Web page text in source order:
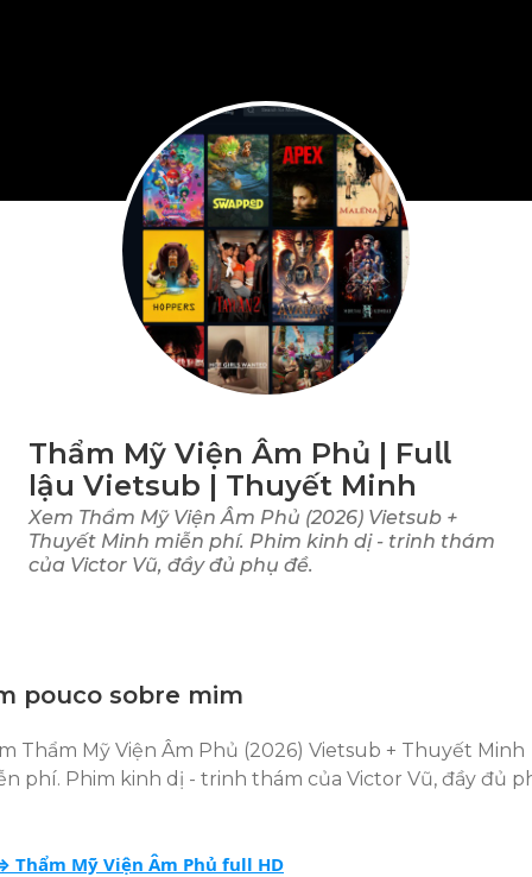
Thẩm Mỹ Viện Âm Phủ | Fu𝗅𝗅
lậu Vietsub | Thuyết Minh
Xem Thẩm Mỹ Viện Âm Phủ (2026) Vietsub +
Thuyết Minh miễn phí. Phim kinh dị - trinh thám
của Victor Vũ, đầy đủ phụ đề.
pouco sobre mim
Thẩm Mỹ Viện Âm Phủ (2026) Vietsub + Thuyết Minh
phí. Phim kinh dị - trinh thám của Victor Vũ, đầy đủ
Thẩm Mỹ Viện Âm Phủ full HD